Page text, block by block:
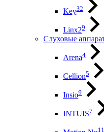
Key32
Linx29
Слуховые
Arena4
Cellion5
Insio9
INTUIS7
11